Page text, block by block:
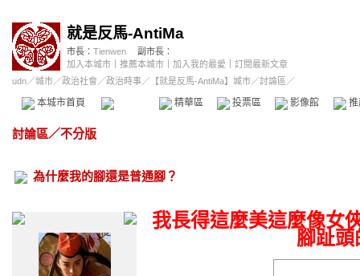
就是反馬-AntiMa
市長： Tienwen
副市長：
加入本城市
推薦本城市 加入我的最愛
訂閱最新文章
udn／城市／政治社會 ／政治時事／ 【就是反馬-AntiMa】城市／討論區／
本城市首頁 精華區 投票區 影像館
討論區／不分版
為什麼我的腳還是普通腳？
我長得這麼美這麼像女
腳趾頭